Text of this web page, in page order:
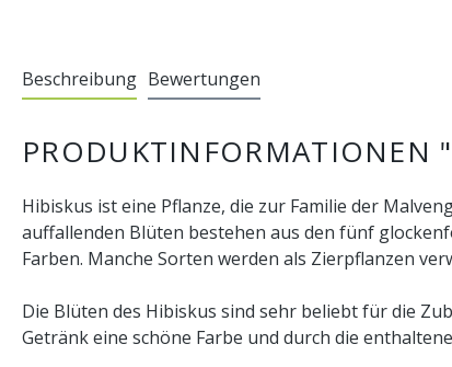
Beschreibung Bewertungen
PRODUKTINFORMATIONEN
Hibiskus ist eine Pflanze, die zur Familie der
auffallenden Blüten bestehen aus den fünf
Farben. Manche Sorten werden als Zierpflanzen
Die Blüten des Hibiskus sind sehr beliebt für die
Getränk eine schöne Farbe und durch die